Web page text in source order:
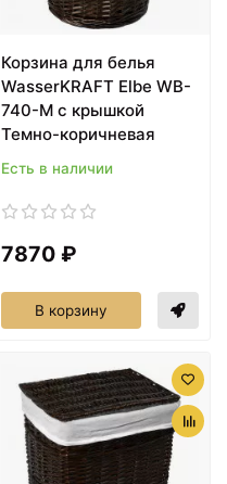
Корзина для белья
WasserKRAFT Elbе WB-
740-M с крышкой
Темно-коричневая
Есть в наличии
7870 ₽
В корзину